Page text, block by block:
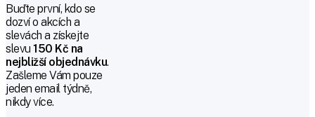
Buďte první, kdo se
dozví o akcích a
slevách a získejte
slevu150 Kč na
nejbližší objednávku.
Zašleme Vám pouze
jeden email týdně,
nikdy více.